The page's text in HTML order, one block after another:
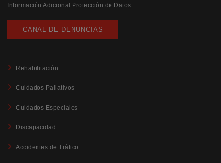
Información Adicional Protección de Datos
CANAL DE DENUNCIAS
Rehabilitación
Cuidados Paliativos
Cuidados Especiales
Discapacidad
Accidentes de Tráfico